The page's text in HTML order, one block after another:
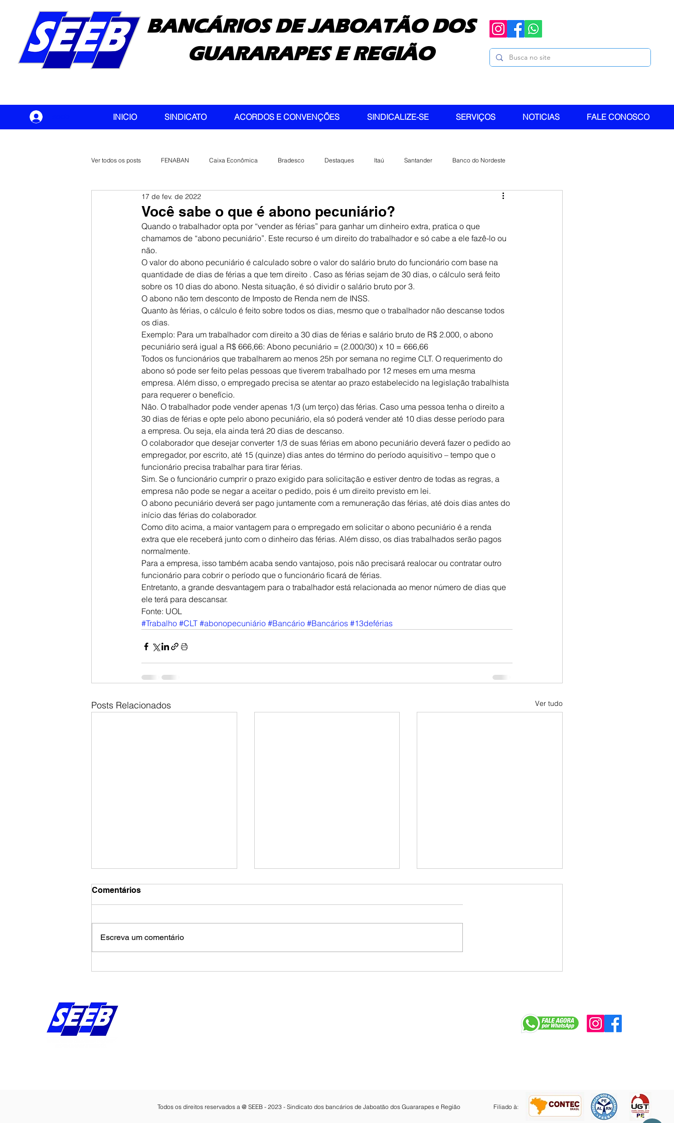
BANCÁRIOS DE JABOATÃO DOS
GUARARAPES E REGIÃO
INICIO SINDICATO ACORDOS E CONVENÇÕES SINDICALIZE-SE SERVIÇOS NOTICIAS FALE CONOSCO
Ver todos os posts FENABAN Caixa Econômica Bradesco Destaques Itaú Santander Banco do Nordeste
Banco do Brasil CONTEC
Você sabe o que é abono pecuniário?
17 de fev. de 2022
Quando o trabalhador opta por “vender as férias” para ganhar um dinheiro extra, pratica o que
chamamos de “abono pecuniário”. Este recurso é um direito do trabalhador e só cabe a ele fazê-lo ou
não.
O valor do abono pecuniário é calculado sobre o valor do salário bruto do funcionário com base na
quantidade de dias de férias a que tem direito . Caso as férias sejam de 30 dias, o cálculo será feito
sobre os 10 dias do abono. Nesta situação, é só dividir o salário bruto por 3.
O abono não tem desconto de Imposto de Renda nem de INSS.
Quanto às férias, o cálculo é feito sobre todos os dias, mesmo que o trabalhador não descanse todos
os dias.
Exemplo: Para um trabalhador com direito a 30 dias de férias e salário bruto de R$ 2.000, o abono
pecuniário será igual a R$ 666,66: Abono pecuniário = (2.000/30) x 10 = 666,66
Todos os funcionários que trabalharem ao menos 25h por semana no regime CLT. O requerimento do
abono só pode ser feito pelas pessoas que tiverem trabalhado por 12 meses em uma mesma
empresa. Além disso, o empregado precisa se atentar ao prazo estabelecido na legislação trabalhista
para requerer o benefício.
Não. O trabalhador pode vender apenas 1/3 (um terço) das férias. Caso uma pessoa tenha o direito a
30 dias de férias e opte pelo abono pecuniário, ela só poderá vender até 10 dias desse período para
a empresa. Ou seja, ela ainda terá 20 dias de descanso.
O colaborador que desejar converter 1/3 de suas férias em abono pecuniário deverá fazer o pedido ao
empregador, por escrito, até 15 (quinze) dias antes do término do período aquisitivo – tempo que o
funcionário precisa trabalhar para tirar férias.
Sim. Se o funcionário cumprir o prazo exigido para solicitação e estiver dentro de todas as regras, a
empresa não pode se negar a aceitar o pedido, pois é um direito previsto em lei.
O abono pecuniário deverá ser pago juntamente com a remuneração das férias, até dois dias antes do
início das férias do colaborador.
Como dito acima, a maior vantagem para o empregado em solicitar o abono pecuniário é a renda
extra que ele receberá junto com o dinheiro das férias. Além disso, os dias trabalhados serão pagos
normalmente.
Para a empresa, isso também acaba sendo vantajoso, pois não precisará realocar ou contratar outro
funcionário para cobrir o período que o funcionário ficará de férias.
Entretanto, a grande desvantagem para o trabalhador está relacionada ao menor número de dias que
ele terá para descansar.
Fonte: UOL
#Trabalho #CLT #abonopecuniário #Bancário #Bancários #13deférias
Posts Relacionados Ver tudo
Comentários
Escreva um comentário
Filiado à:
Todos os direitos reservados a @ SEEB - 2023 - Sindicato dos bancários de Jaboatão dos Guararapes e Região